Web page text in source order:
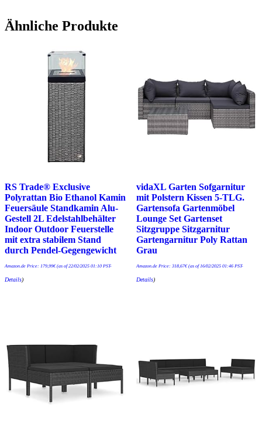
Ähnliche Produkte
RS Trade® Exclusive
Polyrattan Bio Ethanol Kamin
Feuersäule Standkamin Alu-
Gestell 2L Edelstahlbehälter
Indoor Outdoor Feuerstelle
mit extra stabilem Stand
durch Pendel-Gegengewicht
Amazon.de Price: 179,99€(as of 22/02/2025 01:10 PST-
Details)
vidaXL Garten Sofgarnitur
mit Polstern Kissen 5-TLG.
Gartensofa Gartenmöbel
Lounge Set Gartenset
Sitzgruppe Sitzgarnitur
Gartengarnitur Poly Rattan
Grau
Amazon.de Price: 318,67€(as of 16/02/2025 01:46 PST-
Details)